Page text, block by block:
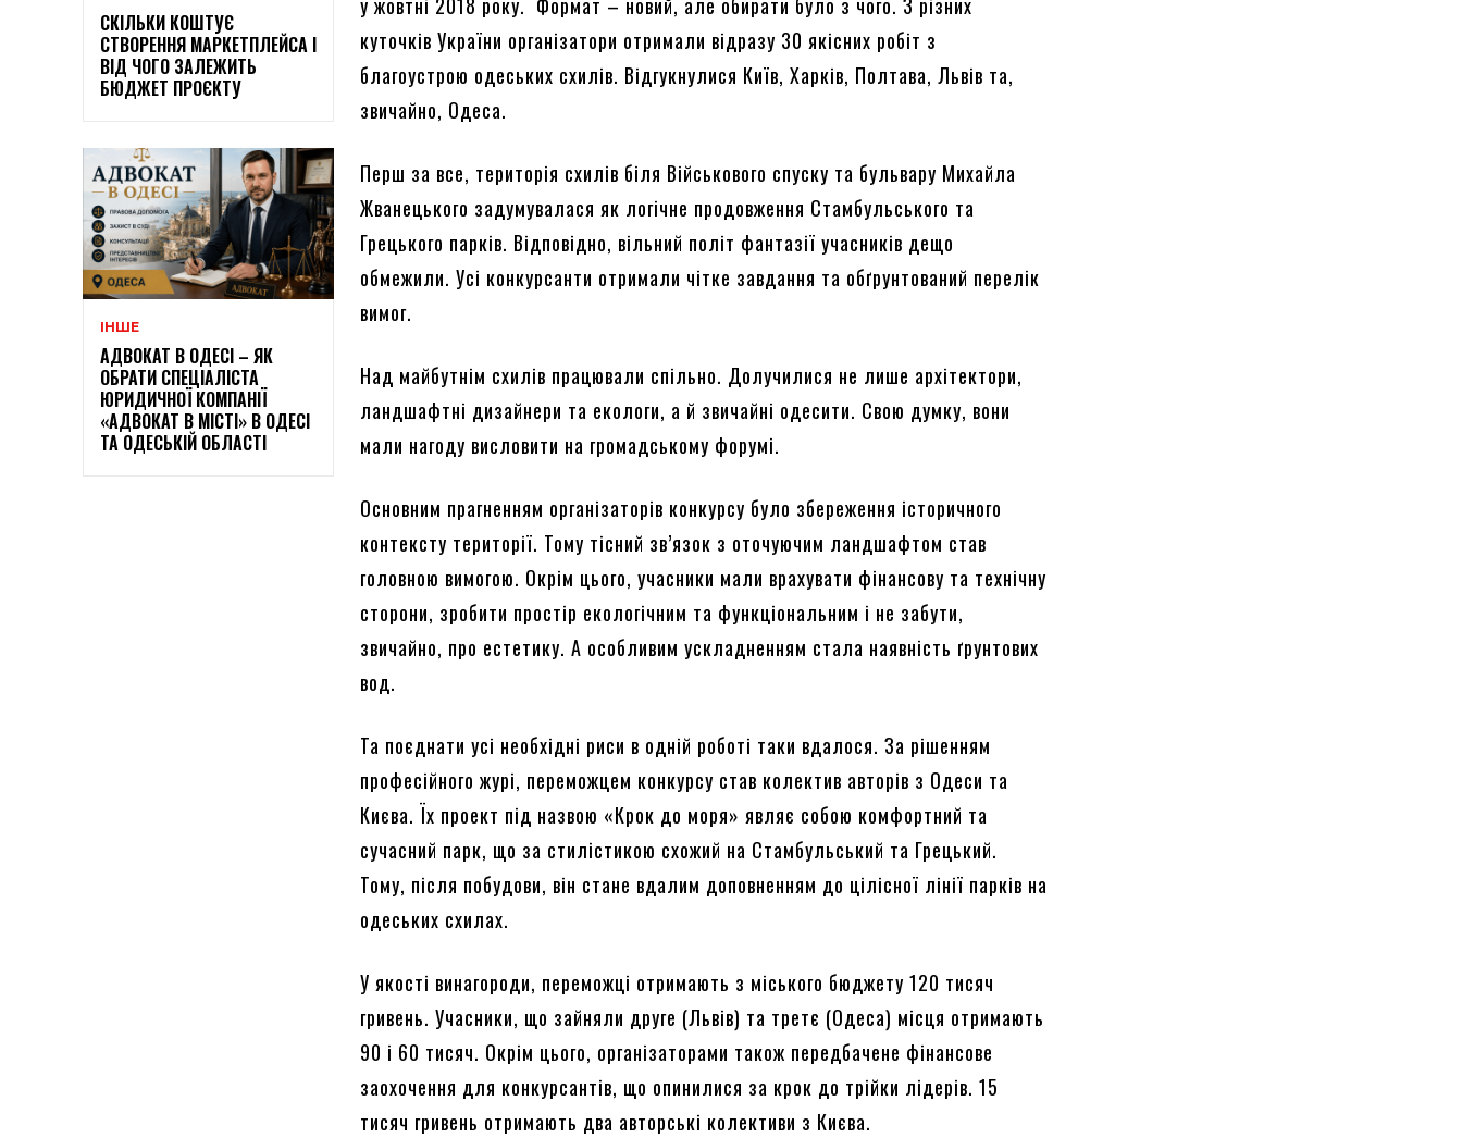
СКІЛЬКИ КОШТУЄ
СТВОРЕННЯ МАРКЕТПЛЕЙСА І
ВІД ЧОГО ЗАЛЕЖИТЬ
БЮДЖЕТ ПРОЄКТУ
ІНШЕ
АДВОКАТ В ОДЕСІ – ЯК
ОБРАТИ СПЕЦІАЛІСТА
ЮРИДИЧНОЇ КОМПАНІЇ
«АДВОКАТ В МІСТІ» В ОДЕСІ
ТА ОДЕСЬКІЙ ОБЛАСТІ
у жовтні 2018 року. Формат – новий, але обирати було з чого. З різних
куточків України організатори отримали відразу 30 якісних робіт з
благоустрою одеських схилів. Відгукнулися Київ, Харків, Полтава, Львів та,
звичайно, Одеса.
Перш за все, територія схилів біля Військового спуску та бульвару Михайла
Жванецького задумувалася як логічне продовження Стамбульського та
Грецького парків. Відповідно, вільний політ фантазії учасників дещо
обмежили. Усі конкурсанти отримали чітке завдання та обґрунтований перелік
вимог.
Над майбутнім схилів працювали спільно. Долучилися не лише архітектори,
ландшафтні дизайнери та екологи, а й звичайні одесити. Свою думку, вони
мали нагоду висловити на громадському форумі.
Основним прагненням організаторів конкурсу було збереження історичного
контексту території. Тому тісний зв’язок з оточуючим ландшафтом став
головною вимогою. Окрім цього, учасники мали врахувати фінансову та технічну
сторони, зробити простір екологічним та функціональним і не забути,
звичайно, про естетику. А особливим ускладненням стала наявність ґрунтових
вод.
Та поєднати усі необхідні риси в одній роботі таки вдалося. За рішенням
професійного журі, переможцем конкурсу став колектив авторів з Одеси та
Києва. Їх проект під назвою «Крок до моря» являє собою комфортний та
сучасний парк, що за стилістикою схожий на Стамбульський та Грецький.
Тому, після побудови, він стане вдалим доповненням до цілісної лінії парків на
одеських схилах.
У якості винагороди, переможці отримають з міського бюджету 120 тисяч
гривень. Учасники, що зайняли друге (Львів) та третє (Одеса) місця отримають
90 і 60 тисяч. Окрім цього, організаторами також передбачене фінансове
заохочення для конкурсантів, що опинилися за крок до трійки лідерів. 15
тисяч гривень отримають два авторські колективи з Києва.